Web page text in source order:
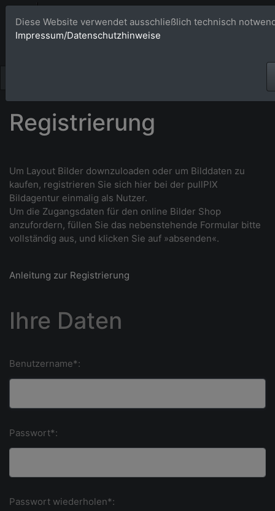
Bildagentur
Registrierung
Um Layout Bilder downzuloaden oder um Bilddaten zu
kaufen, registrieren Sie sich hier bei der pullPIX
Bildagentur einmalig als Nutzer.
Um die Zugangsdaten für den online Bilder Shop
anzufordern, füllen Sie das nebenstehende Formular bitte
vollständig aus, und klicken Sie auf »absenden«.
Anleitung zur Registrierung
Ihre Daten
Benutzername*:
Passwort*:
Passwort wiederholen*:
Diese Website verwendet ausschließlich technisch
Impressum/Datenschutzhinweise